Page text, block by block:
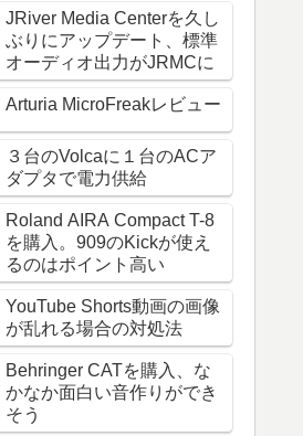
JRiver Media Centerを久し
ぶりにアップデート、標準
オーディオ出力がJRMCに
Arturia MicroFreakレビュー
３台のVolcaに１台のACア
ダプタで電力供給
Roland AIRA Compact T-8
を購入。909のKickが使え
るのはポイント高い
YouTube Shorts動画の画像
が乱れる場合の対処法
Behringer CATを購入、な
かなか面白い音作りができ
そう